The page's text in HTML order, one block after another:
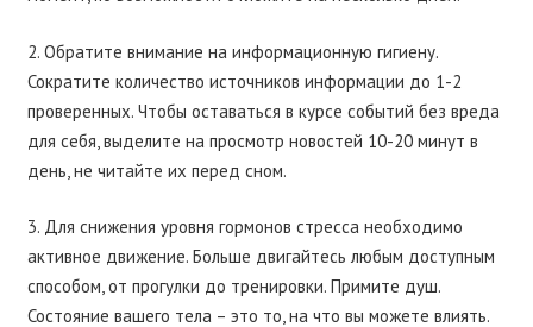
2. Обратите внимание на информационную гигиену.
Сократите количество источников информации до 1-2
проверенных. Чтобы оставаться в курсе событий без вреда
для себя, выделите на просмотр новостей 10-20 минут в
день, не читайте их перед сном.
3. Для снижения уровня гормонов стресса необходимо
активное движение. Больше двигайтесь любым доступным
способом, от прогулки до тренировки. Примите душ.
Состояние вашего тела – это то, на что вы можете влиять.